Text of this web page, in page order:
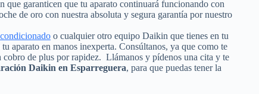
garanticen que tu aparato continuará funcionando con
de oro con nuestra absoluta y segura garantía por nuestro
o cualquier otro equipo Daikin que tienes en tu
aparato en manos inexperta. Consúltanos, ya que como te
de plus por rapidez. Llámanos y pídenos una cita y te
Daikin en Esparreguera, para que puedas tener la